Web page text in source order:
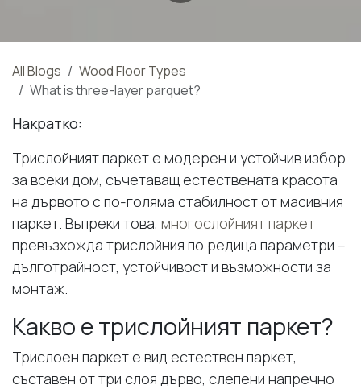
All Blogs
Wood Floor Types
What is three-layer parquet?
Накратко:
Трислойният паркет е модерен и устойчив избор
за всеки дом, съчетаващ естествената красота
на дървото с по-голяма стабилност от масивния
паркет. Въпреки това, многослойният паркет
превъзхожда трислойния по редица параметри –
дълготрайност, устойчивост и възможности за
монтаж.
Какво е трислойният паркет?
Трислоен паркет е вид естествен паркет,
съставен от три слоя дърво, слепени напречно